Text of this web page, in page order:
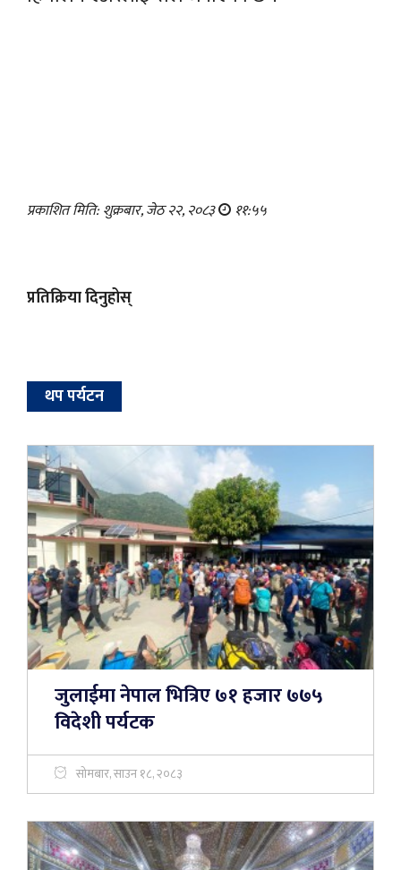
प्रकाशित मिति: शुक्रबार, जेठ २२, २०८३ ११:५५
प्रतिक्रिया दिनुहोस्
थप पर्यटन
जुलाईमा नेपाल भित्रिए ७१ हजार ७७५
विदेशी पर्यटक
सोमबार, साउन १८, २०८३